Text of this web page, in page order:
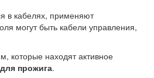
в кабелях, применяют
могут быть кабели управления,
которые находят активное
прожига.